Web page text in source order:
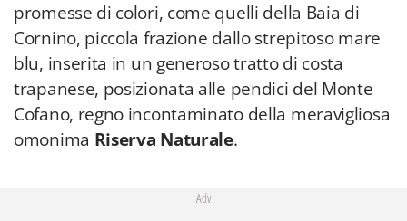
promesse di colori, come quelli della Baia di
Cornino, piccola frazione dallo strepitoso mare
blu, inserita in un generoso tratto di costa
trapanese, posizionata alle pendici del Monte
Cofano, regno incontaminato della meravigliosa
omonima Riserva Naturale.
Adv